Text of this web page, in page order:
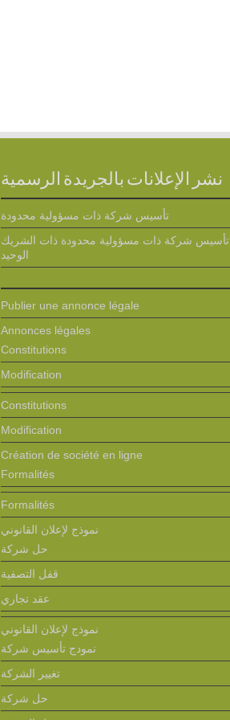
نشر الإعلانات بالجريدة الرسمية
تأسيس شركة ذات مسؤولية محدودة
تأسيس شركة ذات مسؤولية محدودة ذات الشريك
الوحيد
Publier une annonce légale
Annonces légales
Constitutions
Modification
Constitutions
Modification
Création de société en ligne
Formalités
Formalités
نموذج لإعلان القانوني
حل شركة
قفل التصفية
عقد تجاري
نموذج لإعلان القانوني
نمودج تأسيس شركة
تغيير الشركة
حل شركة